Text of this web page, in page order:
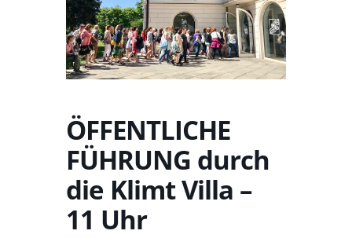
ÖFFENTLICHE
FÜHRUNG durch
die Klimt Villa –
11 Uhr